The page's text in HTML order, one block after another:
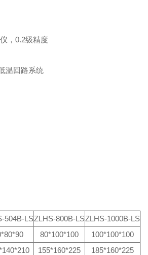
，0.2级精度
温回路系统
504B-LSZLHS-800B-LSZLHS-1000B-LS
80*100*100
100*100*100
155*160*225
185*160*225